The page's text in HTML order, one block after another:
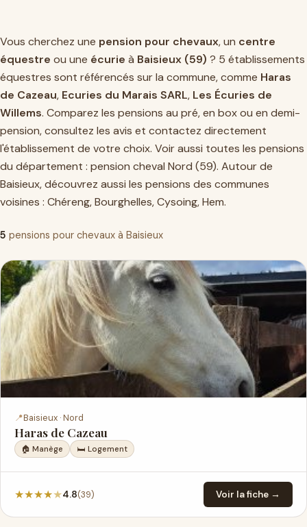
Vous cherchez une pension pour chevaux, un centre
équestre ou une écurie à Baisieux (59) ? 5 établissements
équestres sont référencés sur la commune, comme Haras
de Cazeau, Ecuries du Marais SARL, Les Écuries de
Willems. Comparez les pensions au pré, en box ou en demi-
pension, consultez les avis et contactez directement
l'établissement de votre choix. Voir aussi toutes les pensions
du département : pension cheval Nord (59). Autour de
Baisieux, découvrez aussi les pensions des communes
voisines : Chéreng,Bourghelles,Cysoing,Hem.
5 pensions pour chevaux à Baisieux
📍Baisieux · Nord
Haras de Cazeau
🏠 Manège 🛏 Logement
★★★★★4.8(39) Voir la fiche →